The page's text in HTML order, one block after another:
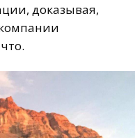
доказывая,